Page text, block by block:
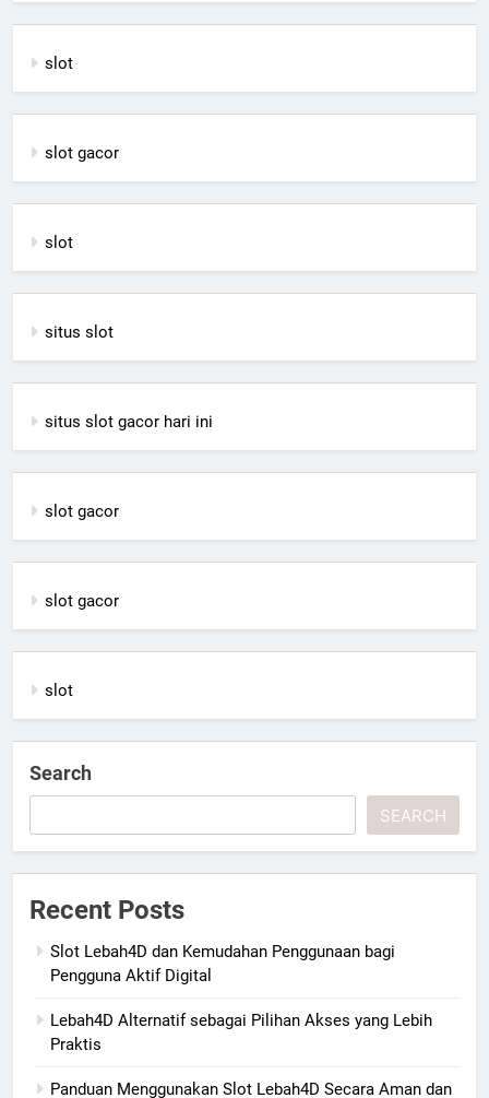
slot
slot gacor
slot
situs slot
situs slot gacor hari ini
slot gacor
slot gacor
slot
Search
SEARCH
Recent Posts
Slot Lebah4D dan Kemudahan Penggunaan bagi
Pengguna Aktif Digital
Lebah4D Alternatif sebagai Pilihan Akses yang Lebih
Praktis
Panduan Menggunakan Slot Lebah4D Secara Aman dan